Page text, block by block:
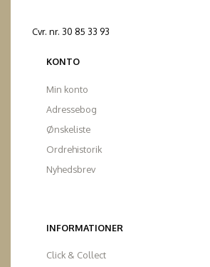
Cvr. nr. 30 85 33 93
KONTO
Min konto
Adressebog
Ønskeliste
Ordrehistorik
Nyhedsbrev
INFORMATIONER
Click & Collect